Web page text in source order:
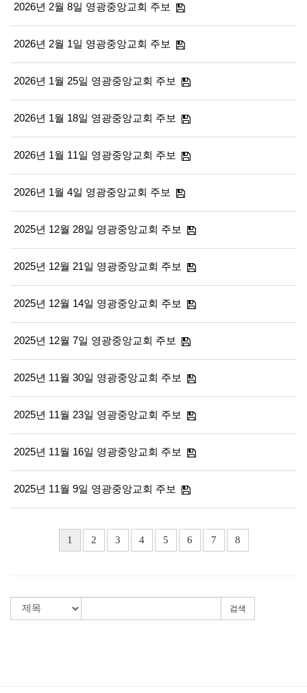
2026년 2월 8일 영광중앙교회 주보
2026년 2월 1일 영광중앙교회 주보
2026년 1월 25일 영광중앙교회 주보
2026년 1월 18일 영광중앙교회 주보
2026년 1월 11일 영광중앙교회 주보
2026년 1월 4일 영광중앙교회 주보
2025년 12월 28일 영광중앙교회 주보
2025년 12월 21일 영광중앙교회 주보
2025년 12월 14일 영광중앙교회 주보
2025년 12월 7일 영광중앙교회 주보
2025년 11월 30일 영광중앙교회 주보
2025년 11월 23일 영광중앙교회 주보
2025년 11월 16일 영광중앙교회 주보
2025년 11월 9일 영광중앙교회 주보
1 2 3 4 5 6 7 8
검색